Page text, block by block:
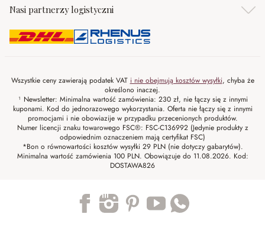
Nasi partnerzy logistyczni
Wszystkie ceny zawierają podatek VAT i nie obejmują kosztów wysyłki, chyba że
określono inaczej.
¹ Newsletter: Minimalna wartość zamówienia: 230 zł, nie łączy się z innymi
kuponami. Kod do jednorazowego wykorzystania. Oferta nie łączy się z innymi
promocjami i nie obowiazije w przypadku przecenionych produktów.
Numer licencji znaku towarowego FSC®: FSC-C136992 (Jedynie produkty z
odpowiednim oznaczeniem mają certyfikat FSC)
*Bon o równowartości kosztów wysyłki 29 PLN (nie dotyczy gabarytów).
Minimalna wartość zamówienia 100 PLN. Obowiązuje do 11.08.2026. Kod:
DOSTAWA826